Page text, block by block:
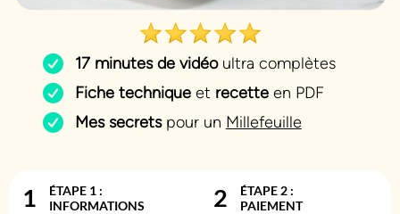
17 minutes de vidéoultra complètes
Fiche techniqueet recetteen PDF
Mes secretspour un Millefeuille
1
ÉTAPE 1 :
INFORMATIONS
2
ÉTAPE 2 :
PAIEMENT